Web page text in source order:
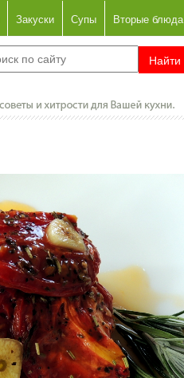
Закуски Супы Вторые блюда